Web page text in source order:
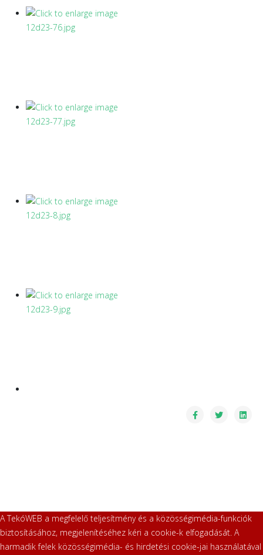
A TekóWEB a megfelelő teljesítmény és a közösségimédia-funkciók
biztosításához, megjelenítéséhez kéri a cookie-k elfogadását. A
harmadik felek közösségimédia- és hirdetési cookie-jai használatával